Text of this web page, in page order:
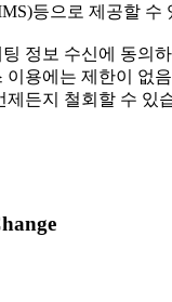
등으로 제공할 수
정보 수신에 동의
이용에는 제한이 없
제든지 철회할 수 있